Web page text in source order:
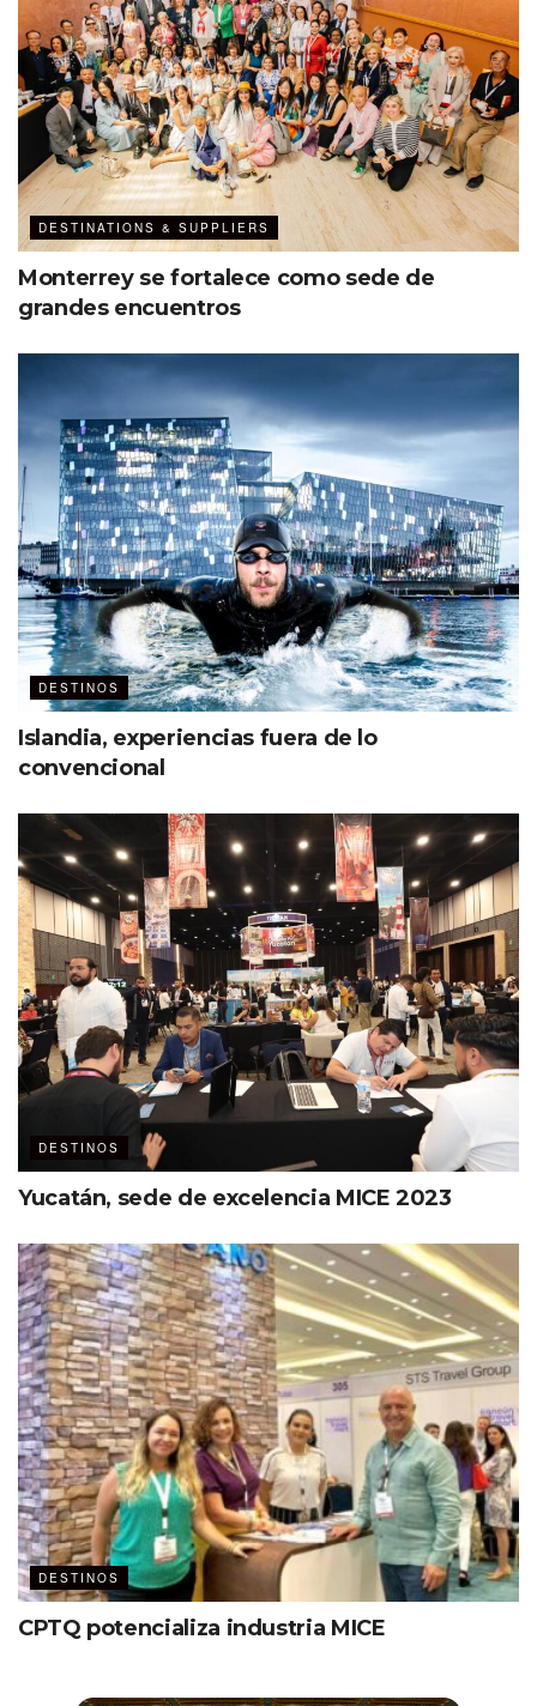
DESTINATIONS & SUPPLIERS
Monterrey se fortalece como sede de
grandes encuentros
DESTINOS
Islandia, experiencias fuera de lo
convencional
DESTINOS
Yucatán, sede de excelencia MICE 2023
DESTINOS
CPTQ potencializa industria MICE